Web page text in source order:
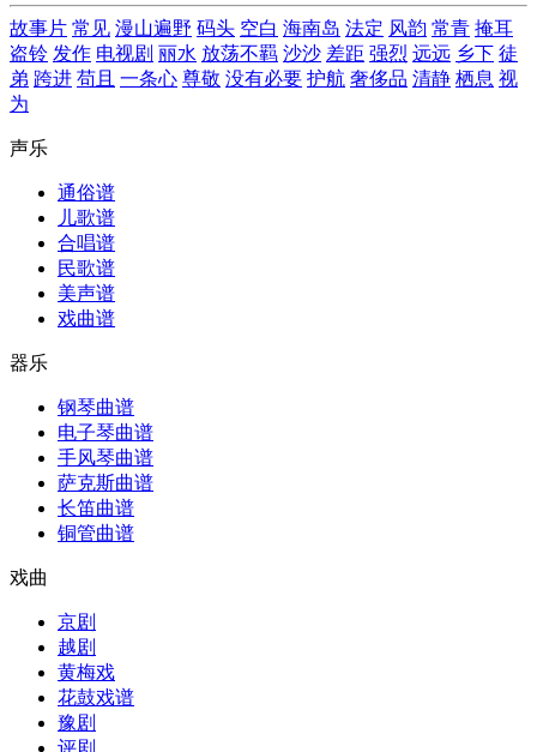
故事片 常见 漫山遍野 码头 空白 海南岛 法定 风韵 常青 掩耳
盗铃 发作 电视剧 丽水 放荡不羁 沙沙 差距 强烈 远远 乡下 徒
弟 跨进 苟且 一条心 尊敬 没有必要 护航 奢侈品 清静 栖息 视
为
声乐
通俗谱
儿歌谱
合唱谱
民歌谱
美声谱
戏曲谱
器乐
钢琴曲谱
电子琴曲谱
手风琴曲谱
萨克斯曲谱
长笛曲谱
铜管曲谱
戏曲
京剧
越剧
黄梅戏
花鼓戏谱
豫剧
评剧